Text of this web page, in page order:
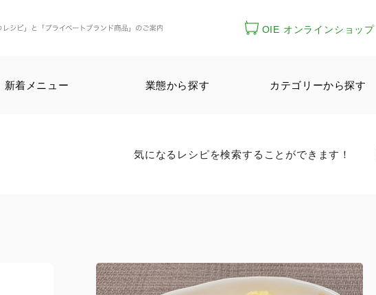
OIE オンラインショップ
新着メニュー 業態から探す カテゴリーから探す
気になるレシピを検索することができます！